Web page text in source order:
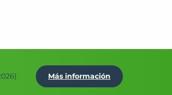
Más información